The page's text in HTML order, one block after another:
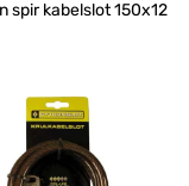
spir kabelslot 150x12